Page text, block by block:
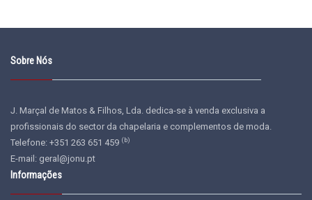
Sobre Nós
J. Marçal de Matos & Filhos, Lda. dedica-se à venda exclusiva a
profissionais do sector da chapelaria e complementos de moda.
Telefone: +351 263 651 459 (b)
E-mail: geral@jonu.pt
Informações